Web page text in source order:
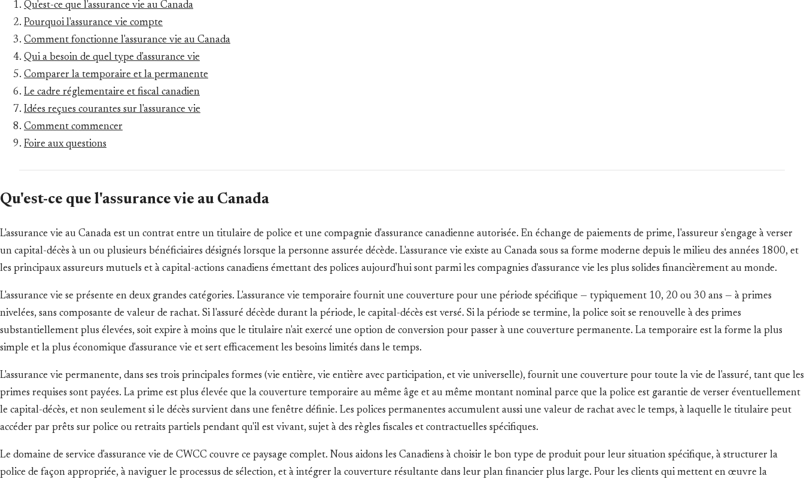
Qu'est-ce que l'assurance vie au Canada
Pourquoi l'assurance vie compte
Comment fonctionne l'assurance vie au Canada
Qui a besoin de quel type d'assurance vie
Comparer la temporaire et la permanente
Le cadre réglementaire et fiscal canadien
Idées reçues courantes sur l'assurance vie
Comment commencer
Foire aux questions
Qu'est-ce que l'assurance vie au Canada
L'assurance vie au Canada est un contrat entre un titulaire de police et une compagnie d'assurance canadienne autorisée. En échange de paiements de prime, l'assureur s'engage à verser
un capital-décès à un ou plusieurs bénéficiaires désignés lorsque la personne assurée décède. L'assurance vie existe au Canada sous sa forme moderne depuis le milieu des années 1800, et
les principaux assureurs mutuels et à capital-actions canadiens émettant des polices aujourd'hui sont parmi les compagnies d'assurance vie les plus solides financièrement au monde.
L'assurance vie se présente en deux grandes catégories. L'assurance vie temporaire fournit une couverture pour une période spécifique — typiquement 10, 20 ou 30 ans — à primes
nivelées, sans composante de valeur de rachat. Si l'assuré décède durant la période, le capital-décès est versé. Si la période se termine, la police soit se renouvelle à des primes
substantiellement plus élevées, soit expire à moins que le titulaire n'ait exercé une option de conversion pour passer à une couverture permanente. La temporaire est la forme la plus
simple et la plus économique d'assurance vie et sert efficacement les besoins limités dans le temps.
L'assurance vie permanente, dans ses trois principales formes (vie entière, vie entière avec participation, et vie universelle), fournit une couverture pour toute la vie de l'assuré, tant que les
primes requises sont payées. La prime est plus élevée que la couverture temporaire au même âge et au même montant nominal parce que la police est garantie de verser éventuellement
le capital-décès, et non seulement si le décès survient dans une fenêtre définie. Les polices permanentes accumulent aussi une valeur de rachat avec le temps, à laquelle le titulaire peut
accéder par prêts sur police ou retraits partiels pendant qu'il est vivant, sujet à des règles fiscales et contractuelles spécifiques.
Le domaine de service d'assurance vie de CWCC couvre ce paysage complet. Nous aidons les Canadiens à choisir le bon type de produit pour leur situation spécifique, à structurer la
police de façon appropriée, à naviguer le processus de sélection, et à intégrer la couverture résultante dans leur plan financier plus large. Pour les clients qui mettent en œuvre la